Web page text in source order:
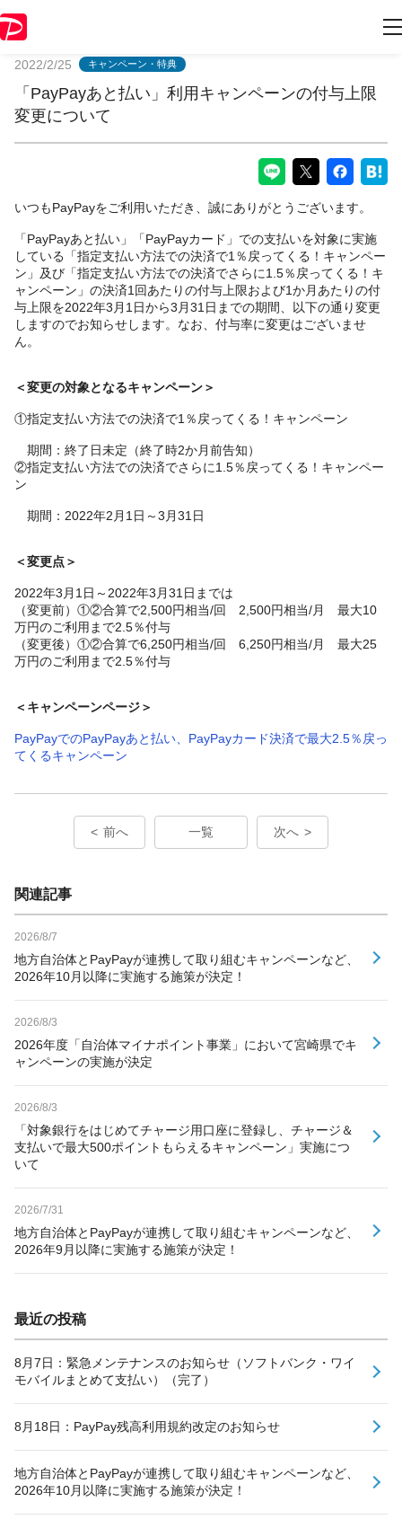
2022/2/25 キャンペーン・特典
「PayPayあと払い」利用キャンペーンの付与上限
変更について
いつもPayPayをご利用いただき、誠にありがとうございます。
「PayPayあと払い」「PayPayカード」での支払いを対象に実施
している「指定支払い方法での決済で1％戻ってくる！キャンペー
ン」及び「指定支払い方法での決済でさらに1.5％戻ってくる！キ
ャンペーン」の決済1回あたりの付与上限および1か月あたりの付
与上限を2022年3月1日から3月31日までの期間、以下の通り変更
しますのでお知らせします。なお、付与率に変更はございませ
ん。
＜変更の対象となるキャンペーン＞
①指定支払い方法での決済で1％戻ってくる！キャンペーン
期間：終了日未定（終了時2か月前告知）
②指定支払い方法での決済でさらに1.5％戻ってくる！キャンペー
ン
期間：2022年2月1日～3月31日
＜変更点＞
2022年3月1日～2022年3月31日までは
（変更前）①②合算で2,500円相当/回 2,500円相当/月 最大10
万円のご利用まで2.5％付与
（変更後）①②合算で6,250円相当/回 6,250円相当/月 最大25
万円のご利用まで2.5％付与
＜キャンペーンページ＞
PayPayでのPayPayあと払い、PayPayカード決済で最大2.5％戻っ
てくるキャンペーン
前へ 一覧 次へ
関連記事
2026/8/7
地方自治体とPayPayが連携して取り組むキャンペーンなど、
2026年10月以降に実施する施策が決定！
2026/8/3
2026年度「自治体マイナポイント事業」において宮崎県でキ
ャンペーンの実施が決定
2026/8/3
「対象銀行をはじめてチャージ用口座に登録し、チャージ＆
支払いで最大500ポイントもらえるキャンペーン」実施につ
いて
2026/7/31
地方自治体とPayPayが連携して取り組むキャンペーンなど、
2026年9月以降に実施する施策が決定！
最近の投稿
8月7日：緊急メンテナンスのお知らせ（ソフトバンク・ワイ
モバイルまとめて支払い）（完了）
8月18日：PayPay残高利用規約改定のお知らせ
地方自治体とPayPayが連携して取り組むキャンペーンなど、
2026年10月以降に実施する施策が決定！